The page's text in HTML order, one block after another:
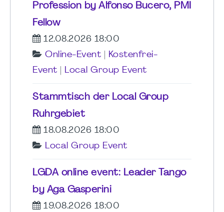
Profession by Alfonso Bucero, PMI
Fellow
12.08.2026 18:00
Online-Event
Kostenfrei-
Event
Local Group Event
Stammtisch der Local Group
Ruhrgebiet
18.08.2026 18:00
Local Group Event
LGDA online event: Leader Tango
by Aga Gasperini
19.08.2026 18:00